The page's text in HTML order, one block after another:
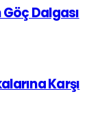
Dalgası
Karşı